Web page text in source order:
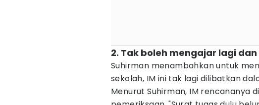
2. Tak boleh mengajar lagi
Suhirman menambahkan untuk
sekolah, IM ini tak lagi dilibatkan
Menurut Suhirman, IM rencananya